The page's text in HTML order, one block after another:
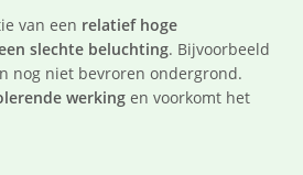
van een relatief hoge
slechte beluchting. Bijvoorbeeld
nog niet bevroren ondergrond.
werking en voorkomt het